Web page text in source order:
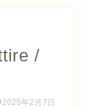
/
2025年2月7日